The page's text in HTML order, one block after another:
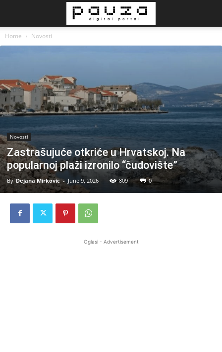
Home Novosti
Novosti
Zastrašujuće otkriće u Hrvatskoj. Na
popularnoj plaži izronilo “čudovište”
By Dejana Mirkovic - June 9, 2026 809 0
Oglasi - Advertisement